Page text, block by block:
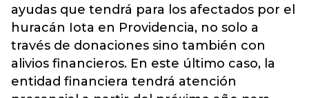
ayudas que tendrá para los afectados por el
huracán Iota en Providencia, no solo a
través de donaciones sino también con
alivios financieros. En este último caso, la
entidad financiera tendrá atención